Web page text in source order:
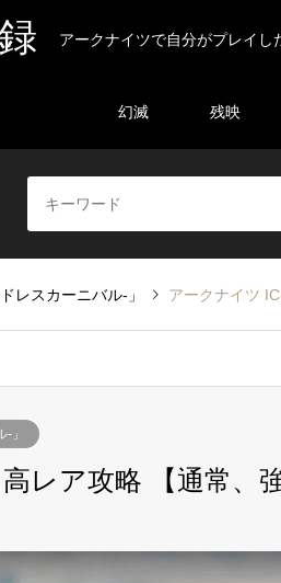
アークナイツで自分がプレイ
幻滅 残映
レスカーニバル-」 アークナイツ
」
レア攻略 【通常、